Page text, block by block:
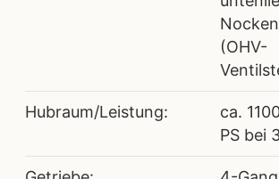
(OHV-
Hubraum/Leistung:
ca.
PS bei